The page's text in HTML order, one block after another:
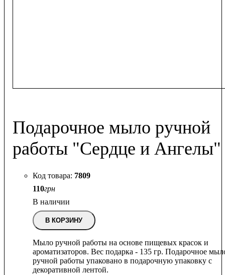
Подарочное мыло ручной
работы "Сердце и Ангелы"
7809
110грн
В наличии
В КОРЗИНУ
Мыло ручной работы на основе пищевых красок и
ароматизаторов. Вес подарка - 135 гр. Подарочное
ручной работы упаковано в подарочную упаковку с
декоративной лентой.